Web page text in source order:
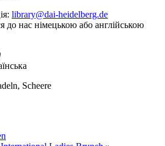
library@dai-heidelberg.de
до нас німецькою або англійською